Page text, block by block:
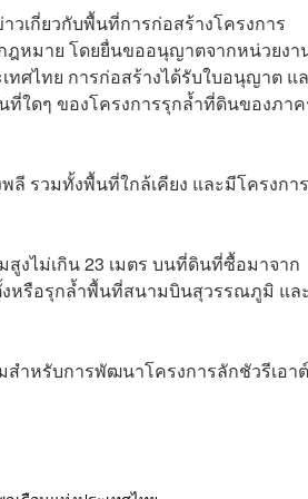
เกี่ยวกับพื้นที่การก่อสร้างโครงการ
ฎหมาย โดยยื่นขออนุญาตจากหน่วยงา
ทศไทย การก่อสร้างได้รับใบอนุญาต แ
ใดๆ ของโครงการรุกล้ำที่ดินของภาค
รวมทั้งพื้นที่ใกล้เคียง และมีโครงกา
งไม่เกิน 23 เมตร บนที่ดินที่ซื้อมาจาก
หรือรุกล้ำพื้นที่สนามบินสุวรรณภูมิ แล
สำหรับการพัฒนาโครงการลักชัวรีเอา